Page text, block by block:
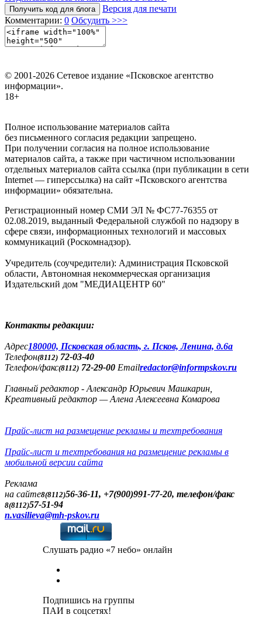
Получить код для блога
Версия для печати
Комментарии: 0 Обсудить >>>
© 2001-2026 Сетевое издание «Псковское агентство
информации».
18+
Полное использование материалов сайта
без письменного согласия редакции запрещено.
При получении согласия на полное использование
материалов сайта, а также при частичном использовании
отдельных материалов сайта ссылка (при публикации в сети
Internet — гиперссылка) на сайт «Псковского агентства
информации» обязательна.
Регистрационный номер СМИ ЭЛ № ФС77-76355 от
02.08.2019, выданный Федеральной службой по надзору в
сфере связи, информационных технологий и массовых
коммуникаций (Роскомнадзор).
Учредитель (соучредители): Администрация Псковской
области, Автономная некоммерческая организация
Издательский дом "МЕДИАЦЕНТР 60"
Контакты редакции:
Адреc180000, Псковская область, г. Псков, Ленина, д.6а
Телефон(8112) 72-03-40
Телефон/факс(8112) 72-29-00 Emailredactor@informpskov.ru
Главный редактор - Александр Юрьевич Машкарин,
Креативный редактор — Алена Алексеевна Комарова
Прайс-лист на размещение рекламы и техтребования
Прайс-лист и техтребования на размещение рекламы в
мобильной версии сайта
Реклама
на сайте8(8112)56-36-11, +7(900)991-77-20, телефон/факс
8(8112)57-51-94
n.vasilieva@mh-pskov.ru
Слушать радио «7 небо» онлайн
Подпишись на группы
ПАИ в соцсетях!